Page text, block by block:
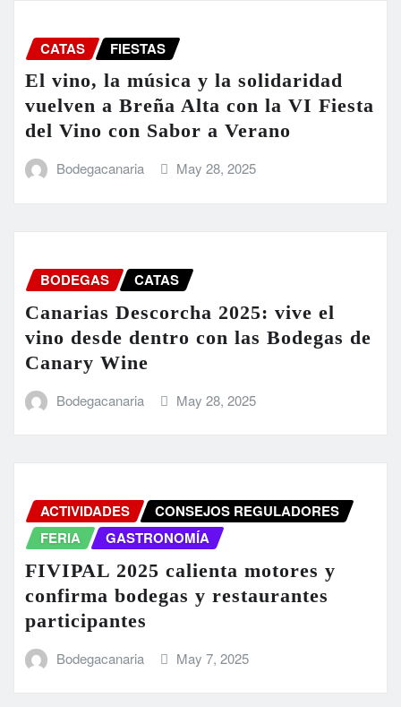
CATAS FIESTAS
El vino, la música y la solidaridad
vuelven a Breña Alta con la VI Fiesta
del Vino con Sabor a Verano
Bodegacanaria May 28, 2025
BODEGAS CATAS
Canarias Descorcha 2025: vive el
vino desde dentro con las Bodegas de
Canary Wine
Bodegacanaria May 28, 2025
ACTIVIDADES
CONSEJOS REGULADORES
FERIA
GASTRONOMÍA
FIVIPAL 2025 calienta motores y
confirma bodegas y restaurantes
participantes
Bodegacanaria May 7, 2025